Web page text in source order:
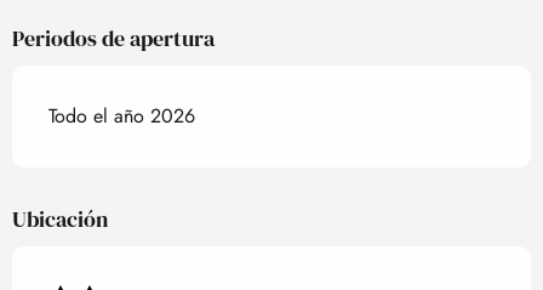
Periodos de apertura
Todo el año 2026
Ubicación